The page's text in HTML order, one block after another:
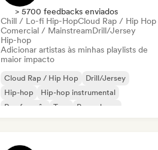
> 5700 feedbacks enviados
Chill / Lo-fi Hip-HopCloud Rap / Hip Hop
Comercial / MainstreamDrill/Jersey
Hip-hop
Adicionar artistas às minhas playlists de
maior impacto
Cloud Rap / Hip Hop
Drill/Jersey
Hip-hop
Hip-hop instrumental
Rap francês
Trap
Pop urbano